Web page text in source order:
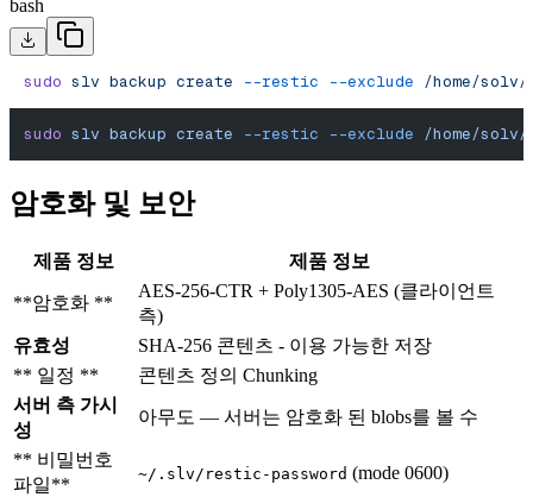
bash
sudo slv backup create --restic --exclude /home/solv/
sudo slv backup create --restic --exclude /home/solv/
암호화 및 보안
제품 정보 제품 정보
**암호화 **
AES-256-CTR + Poly1305-AES (클라이언트
측)
유효성
SHA-256 콘텐츠 - 이용 가능한 저장
** 일정 **
콘텐츠 정의 Chunking
서버 측 가시
성
아무도 — 서버는 암호화 된 blobs를 볼 수
** 비밀번호
파일**
~/.slv/restic-password (mode 0600)